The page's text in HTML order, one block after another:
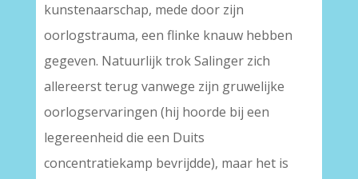
kunstenaarschap, mede door zijn
oorlogstrauma, een flinke knauw hebben
gegeven. Natuurlijk trok Salinger zich
allereerst terug vanwege zijn gruwelijke
oorlogservaringen (hij hoorde bij een
legereenheid die een Duits
concentratiekamp bevrijdde), maar het is